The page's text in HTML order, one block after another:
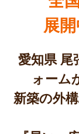
展
愛知県 尾
ォーム
新築の外